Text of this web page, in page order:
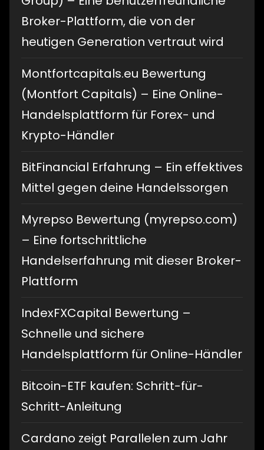
Broker-Plattform, die von der
heutigen Generation vertraut wird
Montfortcapitals.eu Bewertung
(Montfort Capitals) – Eine Online-
Handelsplattform für Forex- und
Krypto-Händler
BitFinancial Erfahrung – Ein effektives
Mittel gegen deine Handelssorgen
Myrepso Bewertung (myrepso.com)
– Eine fortschrittliche
Handelserfahrung mit dieser Broker-
Plattform
IndexFXCapital Bewertung –
Schnelle und sichere
Handelsplattform für Online-Händler
Bitcoin-ETF kaufen: Schritt-für-
Schritt-Anleitung
Cardano zeigt Parallelen zum Jahr